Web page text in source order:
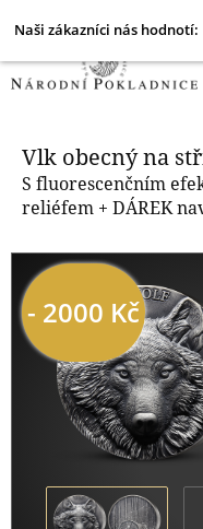
Naši zákazníci nás hodnotí:
Vlk obecný na
S fluorescenčním
reliéfem + DÁREK
- 2000 Kč
Vlk